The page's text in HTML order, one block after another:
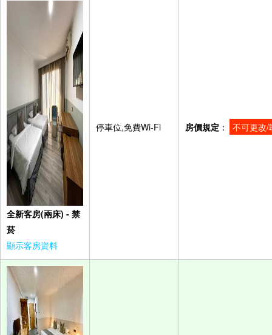
全新客房(兩床) - 禁
菸
顯示客房資料
停車位,免費Wi-Fi 房價規定 ： 不可更改/